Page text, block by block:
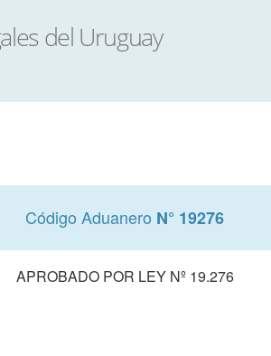
Código Aduanero N° 19276
APROBADO POR LEY Nº 19.276